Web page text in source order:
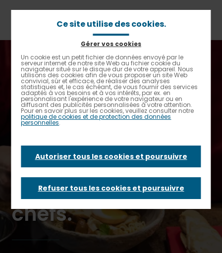
Contrastes renforcés
d'Ariane
Accueil
La nutrition accompagne la transition alimentaire des
chefs.
La nutrition
accompagne la
transition
alimentaire des
chefs.
Ce site utilise des cookies.
Gérer vos cookies
Un cookie est un petit fichier de données envoyé par le
serveur internet de notre site Web au fichier cookie du
navigateur situé sur le disque dur de votre appareil. Nous
utilisons des cookies afin de vous proposer un site Web
convivial, sûr et efficace, de réaliser des analyses
statistiques et, le cas échéant, de vous fournir des services
adaptés à vos besoins et à vos intérêts, par ex. en
personnalisant l'expérience de votre navigateur ou en
diffusant des publicités personnalisées à votre attention.
Pour en savoir plus sur les cookies, veuillez consulter notre
politique de cookies et de protection des données
personnelles.
Autoriser tous les cookies et poursuivre
Refuser tous les cookies et poursuivre